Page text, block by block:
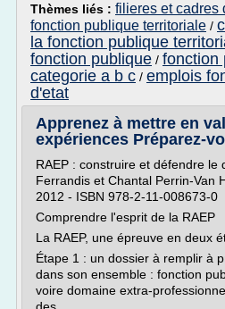
Thèmes liés : filieres et cadres
fonction publique territoriale /
la fonction publique
fonction publique / fonction
categorie a b c / emplois
d'etat
Apprenez à mettre en
expériences Préparez-
RAEP : construire et défendre le
Ferrandis et Chantal Perrin-Van
2012 - ISBN 978-2-11-008673-0
Comprendre l'esprit de la RAEP
La RAEP, une épreuve en deux
Étape 1 : un dossier à remplir à
dans son ensemble : fonction
voire domaine extra-